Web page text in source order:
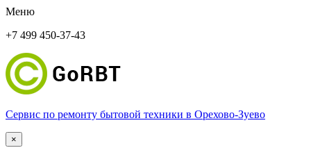
Меню
+7 499 450-37-43
Сервис по ремонту бытовой техники в Орехово-Зуево
×